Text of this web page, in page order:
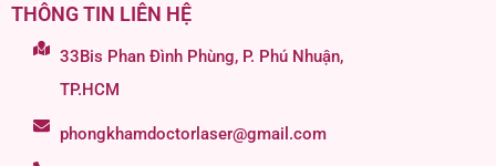
THÔNG TIN LIÊN HỆ
33Bis Phan Đình Phùng, P. Phú Nhuận,
TP.HCM
phongkhamdoctorlaser@gmail.com